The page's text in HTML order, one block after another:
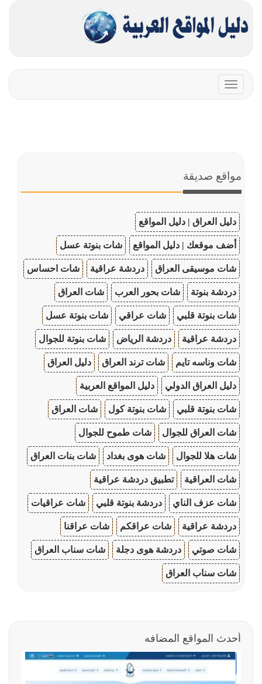
Toggle
navigation
مواقع صديقة
دليل العراق | دليل المواقع
أضف موقعك | دليل المواقع شات بنوتة عسل
شات موسيقى العراق دردشة عراقية شات احساس
دردشة بنوتة شات بحور العرب شات العراق
شات بنوتة قلبي شات عراقي شات بنوتة عسل
دردشة عراقية دردشة الرياض شات بنوتة للجوال
شات وناسه تايم شات ترند العراق دليل العراق
دليل العراق الدولي دليل المواقع العربية
شات بنوتة قلبي شات بنوتة كول شات العراق
شات العراق للجوال شات طموح للجوال
شات هلا للجوال شات هوى بغداد شات بنات العراق
شات العراقية تطبيق دردشة عراقية
شات عزف الناي دردشة بنوتة قلبي شات عراقيات
دردشة عراقية شات عراقكم شات عراقنا
شات صوتي دردشة هوى دجلة شات سناب العراق
شات سناب العراق
أحدث المواقع المضافه